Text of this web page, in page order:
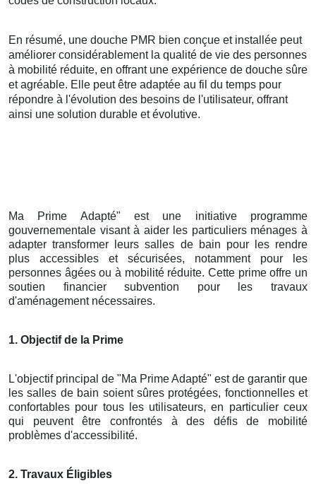
En résumé, une douche PMR bien conçue et installée peut
améliorer considérablement la qualité de vie des personnes
à mobilité réduite, en offrant une expérience de douche sûre
et agréable. Elle peut être adaptée au fil du temps pour
répondre à l'évolution des besoins de l'utilisateur, offrant
ainsi une solution durable et évolutive.
Ma Prime Adapté" est une initiative programme
gouvernementale visant à aider les particuliers ménages à
adapter transformer leurs salles de bain pour les rendre
plus accessibles et sécurisées, notamment pour les
personnes âgées ou à mobilité réduite. Cette prime offre un
soutien financier subvention pour les travaux
d'aménagement nécessaires.
1. Objectif de la Prime
L'objectif principal de "Ma Prime Adapté" est de garantir que
les salles de bain soient sûres protégées, fonctionnelles et
confortables pour tous les utilisateurs, en particulier ceux
qui peuvent être confrontés à des défis de mobilité
problèmes d'accessibilité.
2. Travaux Éligibles